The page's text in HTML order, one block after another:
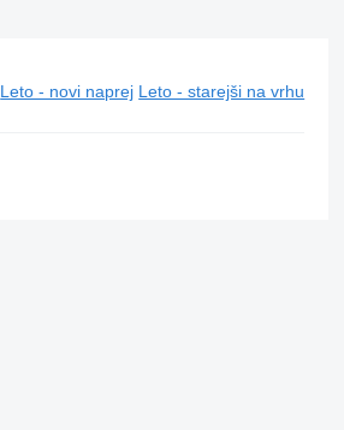
Leto - novi naprej Leto - starejši na vrhu